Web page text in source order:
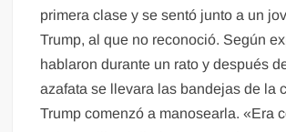
primera clase y se sentó junto a un
Trump, al que no reconoció. Según
hablaron durante un rato y después
azafata se llevara las bandejas de la
Trump comenzó a manosearla. «Era